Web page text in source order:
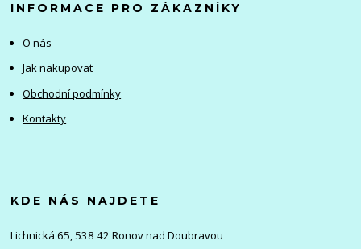
INFORMACE PRO ZÁKAZNÍKY
O nás
Jak nakupovat
Obchodní podmínky
Kontakty
KDE NÁS NAJDETE
Lichnická 65, 538 42 Ronov nad Doubravou